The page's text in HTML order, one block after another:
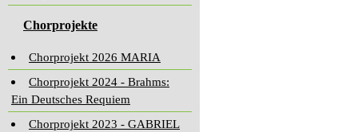
Chorprojekte
Chorprojekt 2026 MARIA
Chorprojekt 2024 - Brahms:
Ein Deutsches Requiem
Chorprojekt 2023 - GABRIEL